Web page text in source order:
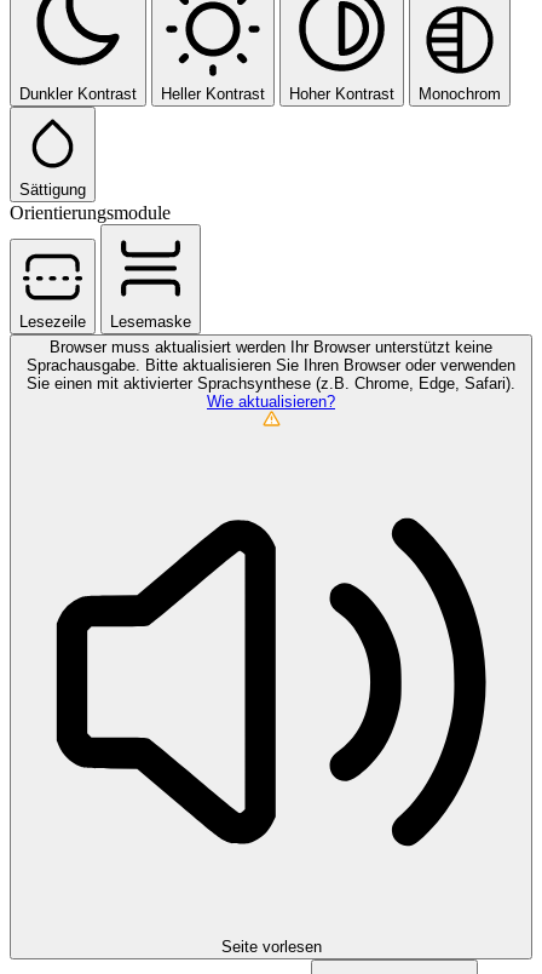
Dunkler Kontrast Heller Kontrast Hoher Kontrast Monochrom
Sättigung
Orientierungsmodule
Lesezeile
Lesemaske
Browser muss aktualisiert werden
Ihr Browser unterstützt keine
Sprachausgabe. Bitte aktualisieren Sie Ihren Browser oder verwenden
Sie einen mit aktivierter Sprachsynthese (z.B. Chrome, Edge, Safari).
Wie aktualisieren?
Seite vorlesen